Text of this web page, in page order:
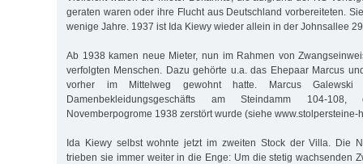
geraten waren oder ihre Flucht aus Deutschland vorbereiteten.
wenige Jahre. 1937 ist Ida Kiewy wieder allein in der Johnsallee
Ab 1938 kamen neue Mieter, nun im Rahmen von
verfolgten Menschen. Dazu gehörte u.a. das Ehepaar Marcus
vorher im Mittelweg gewohnt hatte. Marcus
Damenbekleidungsgeschäfts am Steindamm 104-
Novemberpogrome 1938 zerstört wurde (siehe www.stolpersteine-
Ida Kiewy selbst wohnte jetzt im zweiten Stock der Villa. Die
trieben sie immer weiter in die Enge: Um die stetig wachsenden